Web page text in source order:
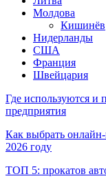
Молдова
Кишинёв
Нидерланды
США
Франция
Швейцария
Где используются и
предприятия
Как выбрать онлайн-
2026 году
ТОП 5: прокатов